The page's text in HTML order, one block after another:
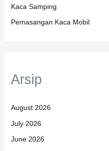
Kaca Samping
Pemasangan Kaca Mobil
Arsip
August 2026
July 2026
June 2026